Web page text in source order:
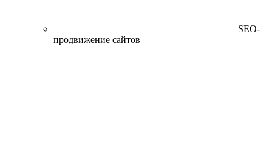
SEO-
продвижение сайтов